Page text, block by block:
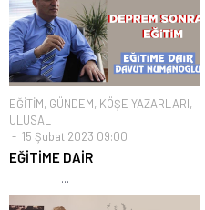
EĞİTİM, GÜNDEM, KÖŞE YAZARLARI,
ULUSAL
15 Şubat 2023 09:00
EĞİTİME DAİR
...